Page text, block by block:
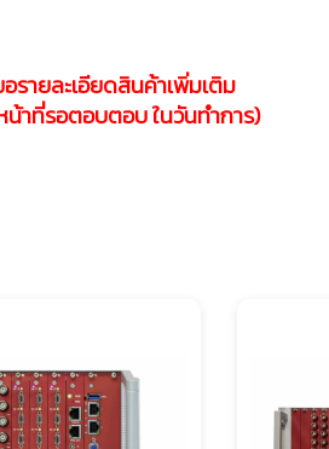
รายละเอียดสินค้าเพิ่มเติม
น้าที่รอตอบตอบ ในวันทำการ)